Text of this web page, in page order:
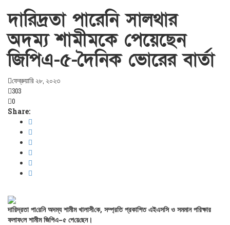
দা‌রিদ্রতা পা‌রেনি সালথার
অদম্য শামীমকে পে‌য়ে‌ছেন
জি‌পিএ-৫-দৈনিক ভোরের বার্তা
ফেব্রুয়ারি ২৮, ২০২৩
303
0
Share:
দা‌রিদ্রতা পা‌রে‌নি অদম্য শামীম‌ খালাসী‌কে, সম্প্রতি প্রকা‌শিত এইএস‌সি ও সমমান প‌রিক্ষার
ফলাফ‌লে শামীম জি‌পিএ–৫ পে‌য়ে‌ছেন।